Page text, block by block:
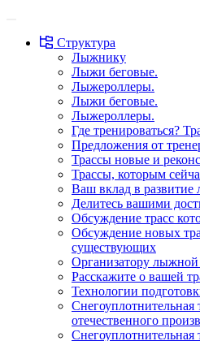
Структура
Лыжнику
Лыжи беговые.
Лыжероллеры.
Лыжи беговые.
Лыжероллеры.
Где тренироваться?
Предложения от
Трассы новые и
Трассы, которым
Ваш вклад в развитие
Делитесь вашими
Обсуждение трасс
Обсуждение новых
существующих
Организатору лыжной
Расскажите о вашей
Технологии
Снегоуплотнительная
отечественного